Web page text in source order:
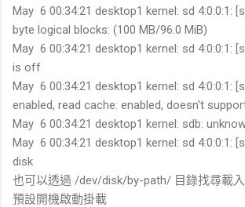
May 6 00:34:21 desktop1 kernel: sd 4:0:0:1:
byte logical blocks: (100 MB/96.0 MiB)
May 6 00:34:21 desktop1 kernel: sd 4:0:0:1:
is off
May 6 00:34:21 desktop1 kernel: sd 4:0:0:1:
enabled, read cache: enabled, doesn't
May 6 00:34:21 desktop1 kernel: sdb:
May 6 00:34:21 desktop1 kernel: sd 4:0:0:1:
disk
也可以透過 /dev/disk/by-path/ 目錄找尋載入
預設開機啟動掛載